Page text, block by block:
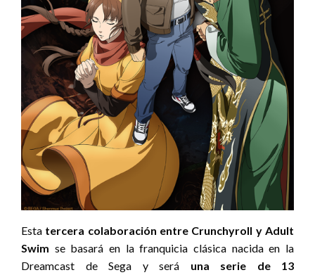
Esta tercera colaboración entre Crunchyroll y Adult
Swim se basará en la franquicia clásica nacida en la
Dreamcast de Sega y será una serie de 13